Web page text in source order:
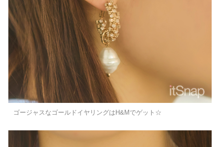
ゴージャスなゴールドイヤリングはH&Mでゲット☆